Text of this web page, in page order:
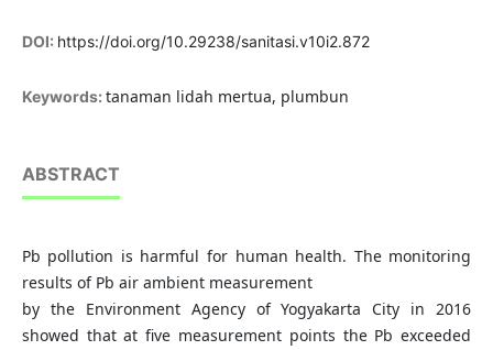
DOI: https://doi.org/10.29238/sanitasi.v10i2.872
Keywords: tanaman lidah mertua, plumbun
ABSTRACT
Pb pollution is harmful for human health. The monitoring
results of Pb air ambient measurement
by the Environment Agency of Yogyakarta City in 2016
showed that at five measurement points the Pb exceeded